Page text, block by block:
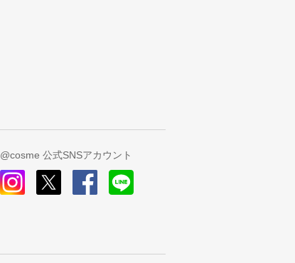
@cosme 公式SNSアカウント